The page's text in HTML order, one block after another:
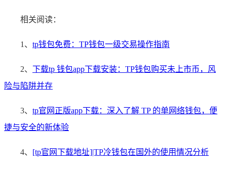
相关阅读：
1、 tp钱包免费：TP钱包一级交易操作指南
2、 下载tp 钱包app下载安装：TP钱包购买未上市币，风
险与陷阱并存
3、 tp官网正版app下载：深入了解 TP 的单网络钱包，便
捷与安全的新体验
4、 [tp官网下载地址]|TP冷钱包在国外的使用情况分析